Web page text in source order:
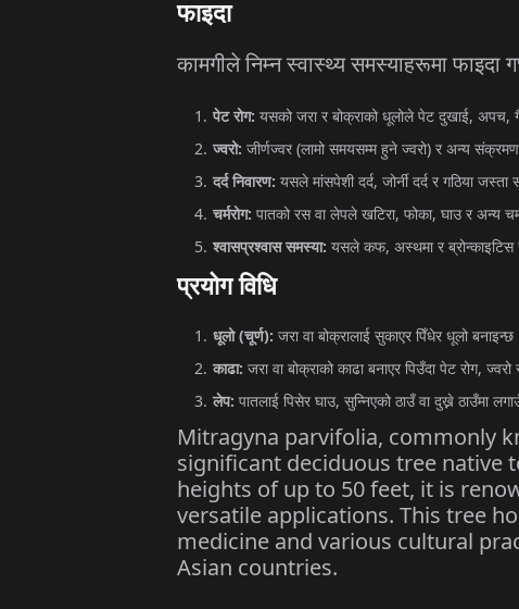
फाइदा
कामगीलेनिम्नस्वास्थ्यसमस्याहरूमाफाइदा
पेट रोग: यसको जरा र बोक्राको धूलोले पेट दुखाई, अपच,
ज्वरो: जीर्णज्वर (लामो समयसम्म हुने ज्वरो) र अन्य
दर्द निवारण: यसले मांसपेशी दर्द, जोर्नी दर्द र गठिया जस्ता
चर्मरोग: पातको रस वा लेपले खटिरा, फोका, घाउ र अन्य
श्वासप्रश्वास समस्या: यसले कफ, अस्थमा र ब्रोन्काइटिस
प्रयोगविधि
धूलो(चूर्ण): जरा वा बोक्रालाई सुकाएर पिँधेर धूलो बनाइन्छ।
काढा: जरा वा बोक्राको काढा बनाएर पिउँदा पेट रोग, ज्वरो
लेप: पातलाई पिसेर घाउ, सुन्निएको ठाउँ वा दुख्ने ठाउँमा
Mitragyna parvifolia, commonly
significant deciduous tree native
heights of up to 50 feet, it is
versatile applications. This tree
medicine and various cultural
Asian countries.​